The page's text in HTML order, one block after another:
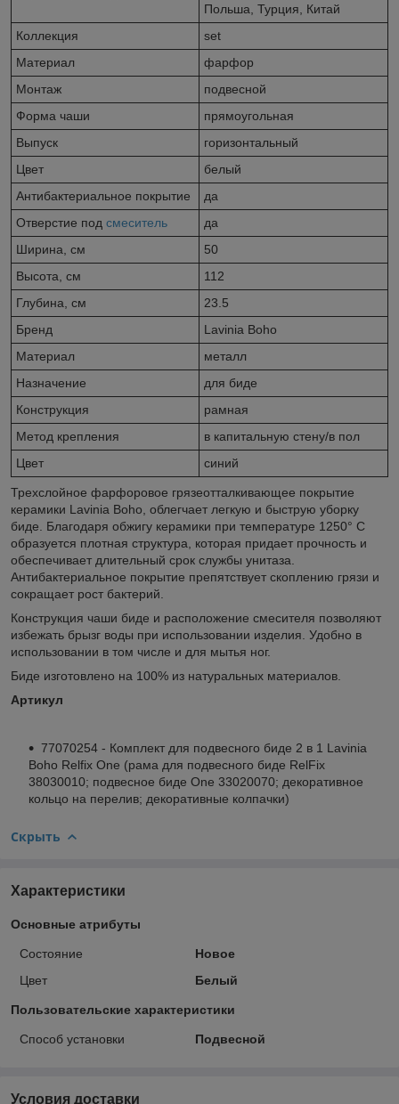
Польша, Турция, Китай
Коллекция
set
Материал
фарфор
Монтаж
подвесной
Форма чаши
прямоугольная
Выпуск
горизонтальный
Цвет
белый
Антибактериальное покрытие
да
Отверстие под смеситель
да
Ширина, см
50
Высота, см
112
Глубина, см
23.5
Бренд
Lavinia Boho
Материал
металл
Назначение
для биде
Конструкция
рамная
Метод крепления
в капитальную стену/в пол
Цвет
синий
Трехслойное фарфоровое грязеотталкивающее покрытие
керамики Lavinia Boho, облегчает легкую и быструю уборку
биде. Благодаря обжигу керамики при температуре 1250° С
образуется плотная структура, которая придает прочность и
обеспечивает длительный срок службы унитаза.
Антибактериальное покрытие препятствует скоплению грязи и
сокращает рост бактерий.
Конструкция чаши биде и расположение смесителя позволяют
избежать брызг воды при использовании изделия. Удобно в
использовании в том числе и для мытья ног.
Биде изготовлено на 100% из натуральных материалов.
Артикул
77070254 - Комплект для подвесного биде 2 в 1 Lavinia
Boho Relfix One (рама для подвесного биде RelFix
38030010; подвесное биде One 33020070; декоративное
кольцо на перелив; декоративные колпачки)
Скрыть
Характеристики
Основные атрибуты
Состояние
Новое
Цвет
Белый
Пользовательские характеристики
Способ установки Подвесной
Условия доставки